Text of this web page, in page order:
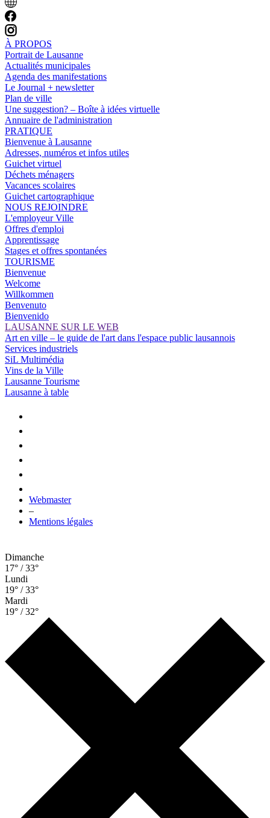
À PROPOS
Portrait de Lausanne
Actualités municipales
Agenda des manifestations
Le Journal + newsletter
Plan de ville
Une suggestion? – Boîte à idées virtuelle
Annuaire de l'administration
PRATIQUE
Bienvenue à Lausanne
Adresses, numéros et infos utiles
Guichet virtuel
Déchets ménagers
Vacances scolaires
Guichet cartographique
NOUS REJOINDRE
L'employeur Ville
Offres d'emploi
Apprentissage
Stages et offres spontanées
TOURISME
Bienvenue
Welcome
Willkommen
Benvenuto
Bienvenido
LAUSANNE SUR LE WEB
Art en ville – le guide de l'art dans l'espace public lausannois
Services industriels
SiL Multimédia
Vins de la Ville
Lausanne Tourisme
Lausanne à table
Webmaster
–
Mentions légales
Dimanche
17° / 33°
Lundi
19° / 33°
Mardi
19° / 32°